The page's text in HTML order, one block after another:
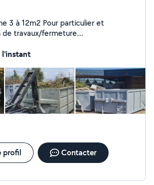
Pour particulier et
dib/carton/feraille etc.. Je me
l'instant
profil Contacter